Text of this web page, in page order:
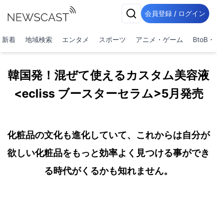
会員登録 / ログイン
新着 地域検索 エンタメ スポーツ アニメ・ゲーム BtoB・
韓国発！混ぜて使えるカスタム美容液
<ecliss ブースターセラム>5月発売
化粧品の文化も進化していて、これからは自分が
欲しい化粧品をもっと効率よく見つける事ができ
る時代がくるかも知れません。